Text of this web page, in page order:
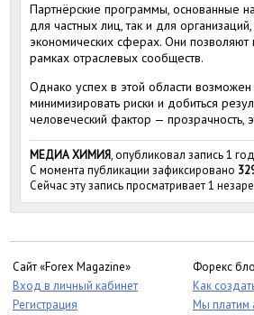
Партнёрские программы, основанные
для частных лиц, так и для
экономических сферах. Они позволяют
рамках отраслевых сообществ.
Однако успех в этой области
минимизировать риски и добиться
человеческий фактор — прозрачность,
МЕДИА ХИМИЯ, опубликовал запись 1
С момента публикации зафиксировано
Сейчас эту запись просматривает 1
Сайт «Forex Magazine»
Вход в личный кабинет
Регистрация
Форекс
Как
Мы платим